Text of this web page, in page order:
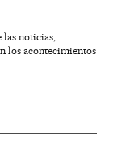
las noticias,
los acontecimientos